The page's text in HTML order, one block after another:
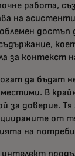
работа,
на
достъп
за контекст
да бъдат
В
за доверие.
от
на